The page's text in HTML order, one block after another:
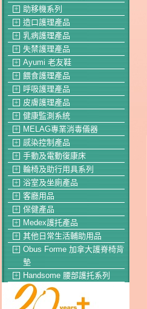
＋ 助移機系列
＋ 造口護理產品
＋ 乳病護理產品
＋ 失禁護理產品
＋ Ayumi 老友鞋
＋ 餵食護理產品
＋ 呼吸護理產品
＋ 皮膚護理產品
＋ 健康監測系統
＋ MELAG專業消毒儀器
＋ 感染控制產品
＋ 手動及電動復康床
＋ 輪椅及助行用具系列
＋ 浴室及坐廁產品
＋ 客廳用品
＋ 保健產品
＋ Medex護托產品
＋ 其他日常生活輔助用品
＋
Obus Forme 加拿大護脊椅背
墊
＋ Handsome 腰部護托系列